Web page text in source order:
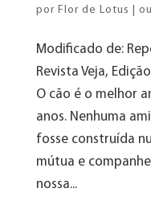
por Flor de Lotus
Modificado de:
Revista Veja,
O cão é o melhor
anos. Nenhuma
fosse construída
mútua e
nossa...